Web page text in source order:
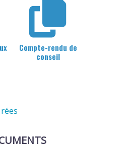
Compte-rendu de
conseil